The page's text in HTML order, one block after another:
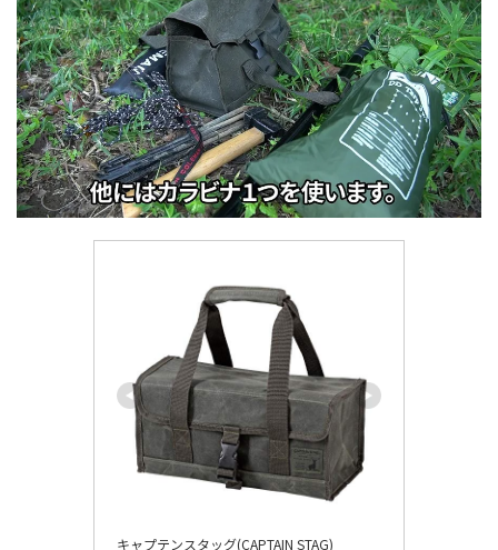
キャプテンスタッグ(CAPTAIN STAG)